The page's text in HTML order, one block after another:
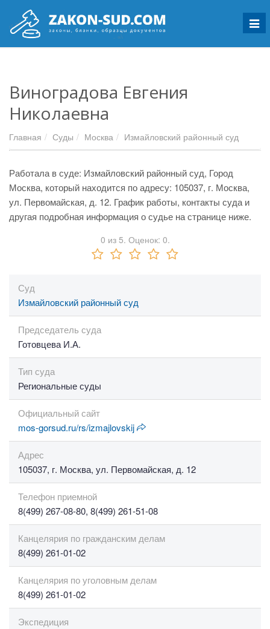
Виноградова Евгения
Николаевна
Главная Суды Москва Измайловский районный суд
Работала в суде: Измайловский районный суд, Город
Москва, который находится по адресу: 105037, г. Москва,
ул. Первомайская, д. 12. График работы, контакты суда и
другая подробная информация о судье на странице ниже.
0 из 5. Оценок: 0.
Суд
Измайловский районный суд
Председатель суда
Готовцева И.А.
Тип суда
Региональные суды
Официальный сайт
mos-gorsud.ru/rs/izmajlovskij
Адрес
105037, г. Москва, ул. Первомайская, д. 12
Телефон приемной
8(499) 267-08-80, 8(499) 261-51-08
Канцелярия по гражданским делам
8(499) 261-01-02
Канцелярия по уголовным делам
8(499) 261-01-02
Экспедиция